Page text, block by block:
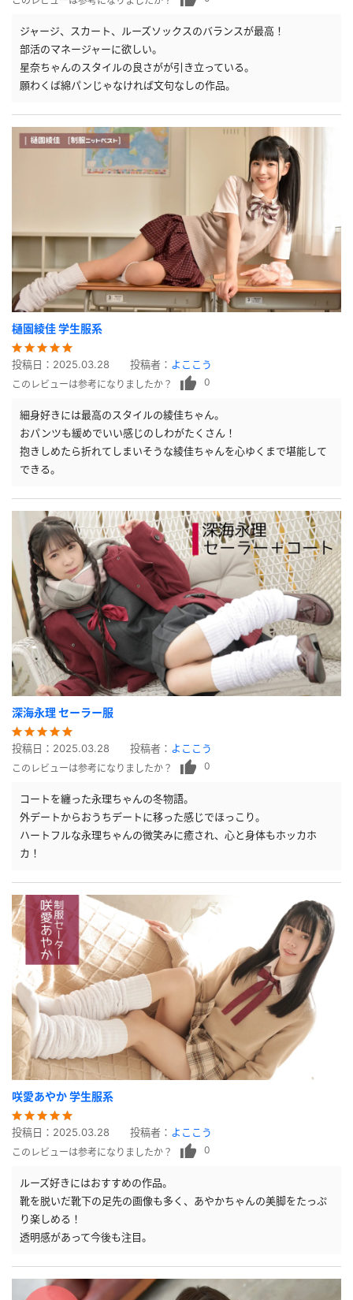
ジャージ、スカート、ルーズソックスのバランスが最高！
部活のマネージャーに欲しい。
星奈ちゃんのスタイルの良さがが引き立っている。
願わくば綿パンじゃなければ文句なしの作品。
樋園綾佳 学生服系
投稿日： 2025.03.28 投稿者： よここう
このレビューは参考になりましたか？ 0
細身好きには最高のスタイルの綾佳ちゃん。
おパンツも緩めでいい感じのしわがたくさん！
抱きしめたら折れてしまいそうな綾佳ちゃんを心ゆくまで堪能して
できる。
深海永理 セーラー服
投稿日： 2025.03.28 投稿者： よここう
このレビューは参考になりましたか？ 0
コートを纏った永理ちゃんの冬物語。
外デートからおうちデートに移った感じでほっこり。
ハートフルな永理ちゃんの微笑みに癒され、心と身体もホッカホ
カ！
咲愛あやか 学生服系
投稿日： 2025.03.28 投稿者： よここう
このレビューは参考になりましたか？ 0
ルーズ好きにはおすすめの作品。
靴を脱いだ靴下の足先の画像も多く、あやかちゃんの美脚をたっぷ
り楽しめる！
透明感があって今後も注目。